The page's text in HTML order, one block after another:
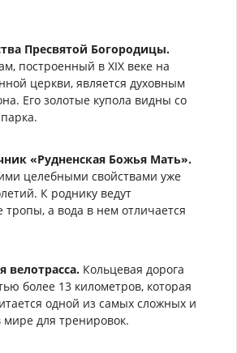
Пресвятой Богородицы.
построенный в XIX веке на
церкви, является духовным
Его золотые купола видны со
«Рудненская Божья Мать».
целебными свойствами уже
К роднику ведут
тропы, а вода в нем отличается
велотрасса. Кольцевая дорога
более 13 километров, которая
одной из самых сложных и
для тренировок.